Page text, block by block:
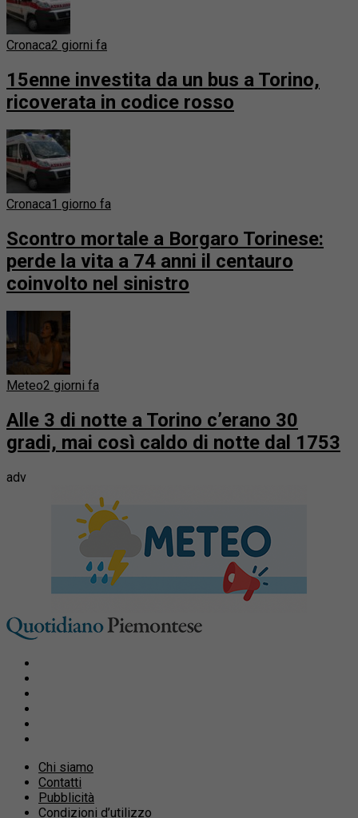
Cronaca2 giorni fa
15enne investita da un bus a Torino,
ricoverata in codice rosso
Cronaca1 giorno fa
Scontro mortale a Borgaro Torinese:
perde la vita a 74 anni il centauro
coinvolto nel sinistro
Meteo2 giorni fa
Alle 3 di notte a Torino c’erano 30
gradi, mai così caldo di notte dal 1753
adv
Chi siamo
Contatti
Pubblicità
Condizioni d’utilizzo